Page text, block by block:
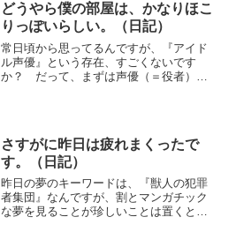
か。
どうやら僕の部屋は、かなりほこ
りっぽいらしい。（日記）
常日頃から思ってるんですが、『アイド
ル声優』という存在、すごくないです
か？ だって、まずは声優（＝役者）と
さすがに昨日は疲れまくったで
す。（日記）
昨日の夢のキーワードは、『獣人の犯罪
者集団』なんですが、割とマンガチック
な夢を見ることが珍しいことは置くとし